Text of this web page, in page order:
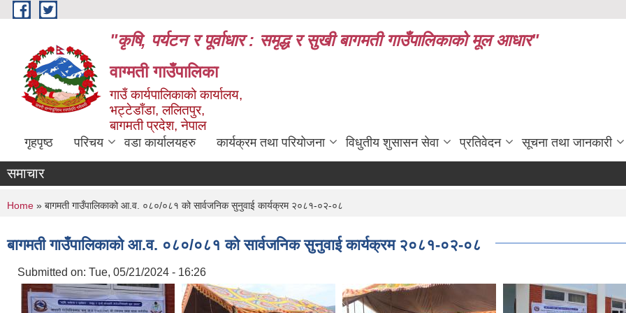
Skip to main content
"कृषि, पर्यटन र पूर्वाधार : समृद्ध र सुखी बागमती गाउँपालिकाको मूल आधार"
वाग्मती गाउँपालिका
गाउँ कार्यपालिकाको कार्यालय,
भट्टेडाँडा, ललितपुर,
बागमती प्रदेश, नेपाल
गृहपृष्ठ परिचय वडा कार्यालयहरु कार्यक्रम तथा परियोजना विधुतीय शुसासन सेवा प्रतिवेदन सूचना तथा जानकारी
समाचार
You are here
Home » बागमती गाउँपालिकाको आ.व. ०८०/०८१ को सार्वजनिक सुनुवाई कार्यक्रम २०८१-०२-०८
बागमती गाउँपालिकाको आ.व. ०८०/०८१ को सार्वजनिक सुनुवाई कार्यक्रम २०८१-०२-०८
Submitted on: Tue, 05/21/2024 - 16:26